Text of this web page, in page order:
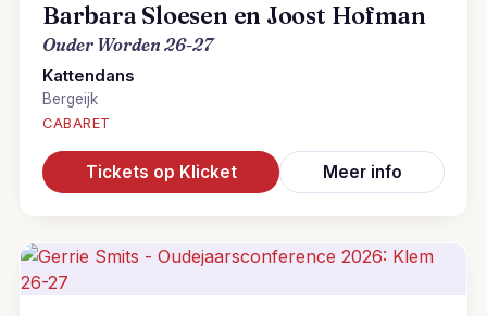
Barbara Sloesen en Joost Hofman
Ouder Worden 26-27
Kattendans
Bergeijk
CABARET
Tickets op Klicket Meer info